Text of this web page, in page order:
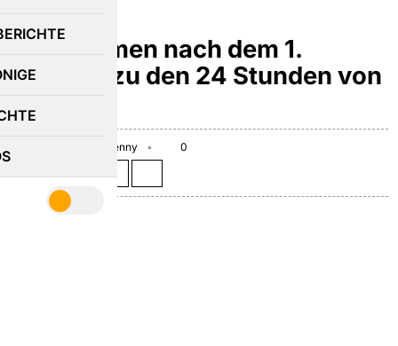
Die Stimmen nach dem 1.
Training zu den 24 Stunden von
Le Mans
Benny
0